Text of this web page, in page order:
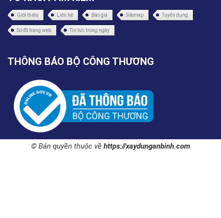
Giới thiệu Liên hệ Báo giá Sitemap Tuyển dụng
Sơ đồ trang web Tin tức trong ngày
THÔNG BÁO BỘ CÔNG THƯƠNG
© Bản quyền thuộc về https://xaydunganbinh.com